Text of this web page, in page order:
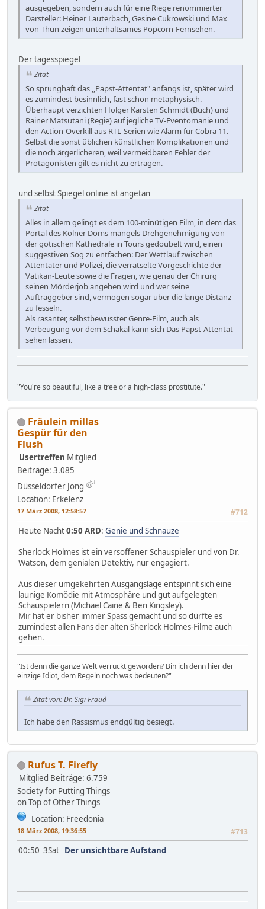
ausgegeben, sondern auch für eine Riege renommierter
Darsteller: Heiner Lauterbach, Gesine Cukrowski und Max
von Thun zeigen unterhaltsames Popcorn-Fernsehen.
Der tagesspiegel
Zitat
So sprunghaft das ,,Papst-Attentat" anfangs ist, später wird
es zumindest besinnlich, fast schon metaphysisch.
Überhaupt verzichten Holger Karsten Schmidt (Buch) und
Rainer Matsutani (Regie) auf jegliche TV-Eventomanie und
den Action-Overkill aus RTL-Serien wie Alarm für Cobra 11.
Selbst die sonst üblichen künstlichen Komplikationen und
die noch ärgerlicheren, weil vermeidbaren Fehler der
Protagonisten gilt es nicht zu ertragen.
und selbst Spiegel online ist angetan
Zitat
Alles in allem gelingt es dem 100-minütigen Film, in dem das
Portal des Kölner Doms mangels Drehgenehmigung von
der gotischen Kathedrale in Tours gedoubelt wird, einen
suggestiven Sog zu entfachen: Der Wettlauf zwischen
Attentäter und Polizei, die verrätselte Vorgeschichte der
Vatikan-Leute sowie die Fragen, wie genau der Chirurg
seinen Mörderjob angehen wird und wer seine
Auftraggeber sind, vermögen sogar über die lange Distanz
zu fesseln.
Als rasanter, selbstbewusster Genre-Film, auch als
Verbeugung vor dem Schakal kann sich Das Papst-Attentat
sehen lassen.
"You're so beautiful, like a tree or a high-class prostitute."
Fräulein millas
Gespür für den
Flush
Usertreffen Mitglied
Beiträge: 3.085
Düsseldorfer Jong
Location: Erkelenz
17 März 2008, 12:58:57 #712
Heute Nacht0:50 ARD: Genie und Schnauze
Sherlock Holmes ist ein versoffener Schauspieler und von Dr.
Watson, dem genialen Detektiv, nur engagiert.
Aus dieser umgekehrten Ausgangslage entspinnt sich eine
launige Komödie mit Atmosphäre und gut aufgelegten
Schauspielern (Michael Caine & Ben Kingsley).
Mir hat er bisher immer Spass gemacht und so dürfte es
zumindest allen Fans der alten Sherlock Holmes-Filme auch
gehen.
"Ist denn die ganze Welt verrückt geworden? Bin ich denn hier der
einzige Idiot, dem Regeln noch was bedeuten?"
Zitat von: Dr. Sigi Fraud
Ich habe den Rassismus endgültig besiegt.
Rufus T. Firefly
Mitglied Beiträge: 6.759
Society for Putting Things
on Top of Other Things
Location: Freedonia
18 März 2008, 19:36:55 #713
00:50 3Sat Der unsichtbare Aufstand